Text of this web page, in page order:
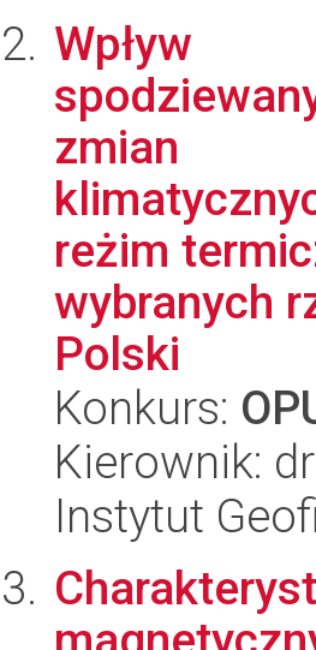
Wpływ
zmian
reżim
wybranych
Polski
Konkurs:
Kierownik:
Instytut